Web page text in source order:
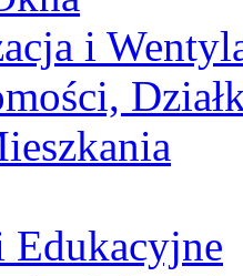
i
Edukacyjne